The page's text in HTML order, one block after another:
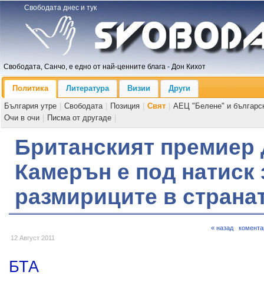
Свободата днес и тук
Свободата, Санчо, е едно от най-ценните блага - Дон Кихот
Политика Литература Визии
Други
България утре
Свободата Позиция Свят
АЕЦ "Белене" и
Очи в очи
Писма от другаде
Британският премиер
Камерън е под натиск
размириците в
12 Август 2011
« назад
БТА